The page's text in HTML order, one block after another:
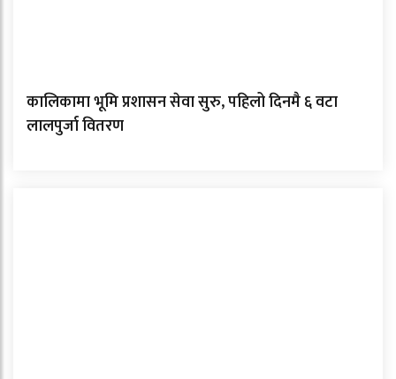
कालिकामा भूमि प्रशासन सेवा सुरु, पहिलो दिनमै ६ वटा
लालपुर्जा वितरण